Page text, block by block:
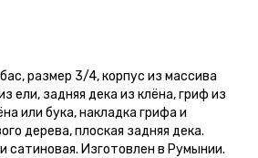
размер 3/4, корпус из массива
ели, задняя дека из клёна, гриф из
или бука, накладка грифа и
дерева, плоская задняя дека.
сатиновая. Изготовлен в Румынии.